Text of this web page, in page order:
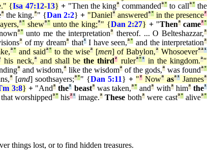
{Isa 47:12-13} + "Then the kingª commandedª°to callª°the
ªthe king.ª" {Dan 2:2} + "Danielª answeredª°in the presence²
ª° shewª° unto the king;ª" {Dan 2:27} + "Thenªcame²°
ª°unto me the interpretationª thereof. ... O Belteshazzar,ª
ª of my dreamªthat¹I have seen,ª° and the interpretationª
ª° and saidª° to the wiseª [men] of Babylon,ª Whosoeverªª¹
his neck,ª and shall bethe third² rulerª°¹in the kingdom.ª"
ªand wisdom,ªlike the wisdomª of the gods,ª was foundª°
ª [and] soothsayers;ª°" {Dan 5:11} + "² Nowª asª¹ Jannesª
3:8} + "Andª the¹ beastªwas taken,ª° andª withªhimª the¹
worshippedª° his²¹ image.ª These bothªwere castª°aliveª°
things lost, or to find hidden treasures.